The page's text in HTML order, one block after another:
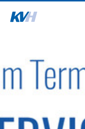
Zur Startseite